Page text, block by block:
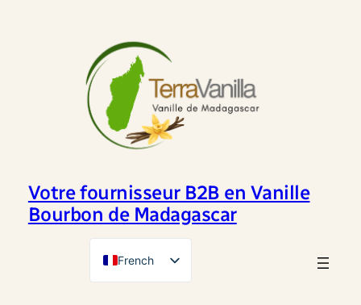
Votre fournisseur B2B en Vanille
Bourbon de Madagascar
French